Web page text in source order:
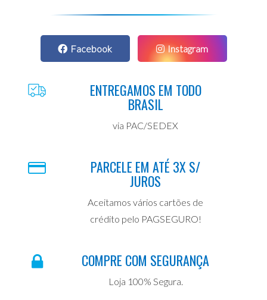
Facebook Instagram
ENTREGAMOS EM TODO
BRASIL
via PAC/SEDEX
PARCELE EM ATÉ 3X S/
JUROS
Aceitamos vários cartões de
crédito pelo PAGSEGURO!
COMPRE COM SEGURANÇA
Loja 100% Segura.